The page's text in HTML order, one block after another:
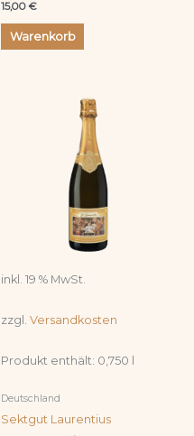
15,00€
Warenkorb
inkl. 19 % MwSt.
zzgl. Versandkosten
Produkt enthält: 0,750
Deutschland
Sektgut Laurentius